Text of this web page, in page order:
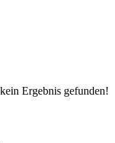
Ergebnis gefunden!